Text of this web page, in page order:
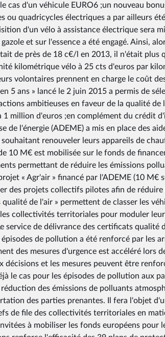
cas d'un véhicule EURO6 ;un nouveau
ou quadricycles électriques a par ailleurs
d'un vélo à assistance électrique sera
et sur l'essence a été engagé. Ainsi,
de près de 18 c€/l en 2013, il n'était
kilométrique vélo à 25 cts d'euros par
volontaires prennent en charge le coût
5 ans » lancé le 2 juin 2015 a permis de
ambitieuses en faveur de la qualité
1 million d'euros ;en complément du crédit
de l'énergie (ADEME) a mis en place des
renouveler leurs appareils de
10 M€ est mobilisée sur le fonds de
permettant de réduire les émissions
« Agr'air » financé par l'ADEME (10
des projets collectifs pilotes afin de
qualité de l'air » permettent de classer les
collectivités territoriales pour moduler
service de délivrance des certificats
épisodes de pollution a été renforcé par les
des mesures d'urgence est accéléré lors
décisions et les mesures peuvent être
le cas pour les épisodes de pollution aux
des émissions de polluants
des parties prenantes. Il fera l'objet
de file des collectivités territoriales en
à mobiliser les fonds européens pour